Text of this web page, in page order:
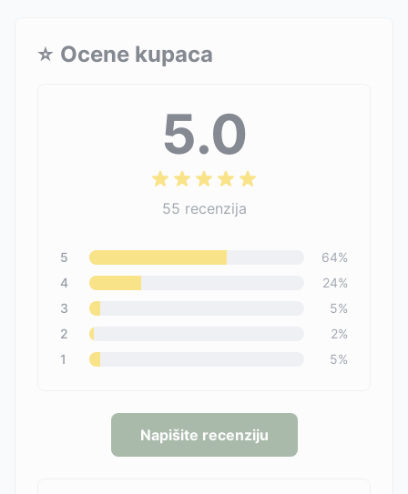
⭐ Ocene kupaca
5.0
55 recenzija
5 64%
4
24%
3
5%
2
2%
1
5%
Napišite recenziju